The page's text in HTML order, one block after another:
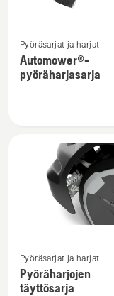
lisätietoja
tuotteesta
Automower®-
Pyöräsarjat ja harjat
Automower®-
pyöräharjasarja
lisätietoja
tuotteesta
Pyöräsarjat ja harjat
Pyöräharjojen
täyttösarja